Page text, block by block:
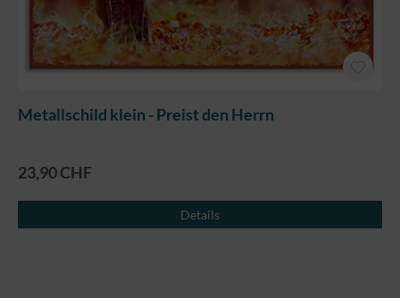
Metallschild klein - Preist den Herrn
23,90 CHF
Details